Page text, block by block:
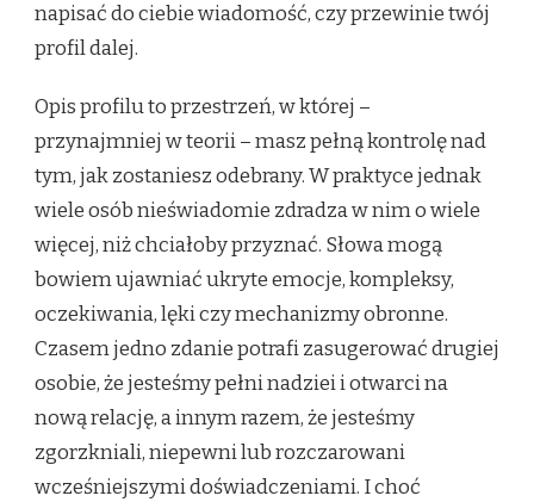
napisać do ciebie wiadomość, czy przewinie twój
profil dalej.
Opis profilu to przestrzeń, w której –
przynajmniej w teorii – masz pełną kontrolę nad
tym, jak zostaniesz odebrany. W praktyce jednak
wiele osób nieświadomie zdradza w nim o wiele
więcej, niż chciałoby przyznać. Słowa mogą
bowiem ujawniać ukryte emocje, kompleksy,
oczekiwania, lęki czy mechanizmy obronne.
Czasem jedno zdanie potrafi zasugerować drugiej
osobie, że jesteśmy pełni nadziei i otwarci na
nową relację, a innym razem, że jesteśmy
zgorzkniali, niepewni lub rozczarowani
wcześniejszymi doświadczeniami. I choć